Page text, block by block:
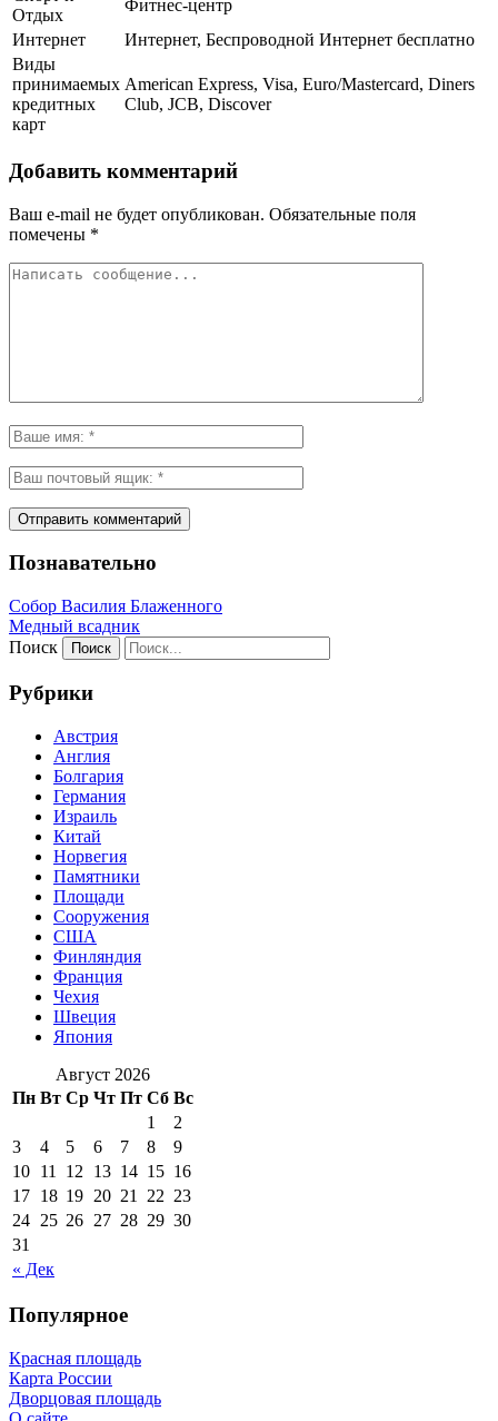
Отдых
Фитнес-центр
Интернет
Интернет, Беспроводной Интернет бесплатно
Виды
принимаемых
кредитных
карт
American Express, Visa, Euro/Mastercard, Diners
Club, JCB, Discover
Добавить комментарий
Ваш e-mail не будет опубликован. Обязательные поля
помечены *
Познавательно
Собор Василия Блаженного
Медный всадник
Поиск
Рубрики
Австрия
Англия
Болгария
Германия
Израиль
Китай
Норвегия
Памятники
Площади
Сооружения
США
Финляндия
Франция
Чехия
Швеция
Япония
Август 2026
Пн Вт Ср Чт Пт Сб Вс
« Дек
1
2
3
4 5 6 7 8
9
10 11 12 13 14 15 16
17 18 19 20 21 22 23
24 25 26 27 28 29 30
31
Популярное
Красная площадь
Карта России
Дворцовая площадь